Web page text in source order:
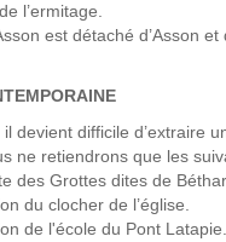
l’ermitage.
est détaché d’Asson
devient difficile d’extraire
ne retiendrons que les
des Grottes dites de
du clocher de l’église.
de l'école du Pont Latapie.